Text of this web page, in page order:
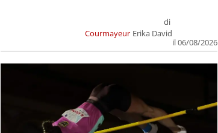
Courmayeur
di
Erika David
il 06/08/2026